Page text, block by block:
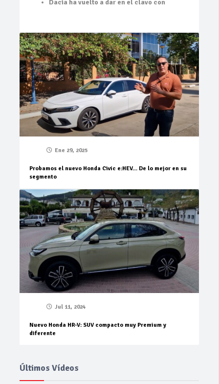
Dacia ha vuelto a dar en el clavo con
Ene 29, 2025
Probamos el nuevo Honda Civic e:HEV… De lo mejor en su
segmento
Jul 11, 2024
Nuevo Honda HR-V: SUV compacto muy Premium y
diferente
Últimos Vídeos